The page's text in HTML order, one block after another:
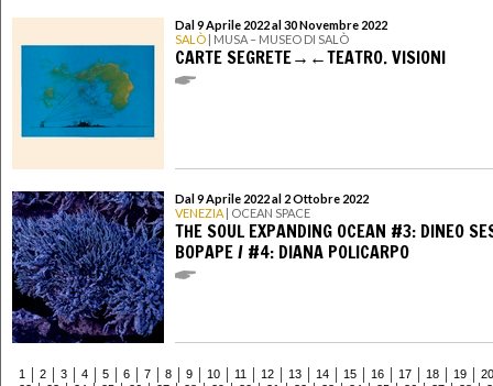
Dal 9 Aprile 2022 al 30 Novembre 2022
SALÒ | MUSA – MUSEO DI SALÒ
CARTE SEGRETE→←TEATRO. VISIONI
Dal 9 Aprile 2022 al 2 Ottobre 2022
VENEZIA | OCEAN SPACE
THE SOUL EXPANDING OCEAN #3: DINEO
BOPAPE / #4: DIANA POLICARPO
1 2 3 4 5 6 7 8 9 10 11 12 13 14 15 16 17 18 19
20